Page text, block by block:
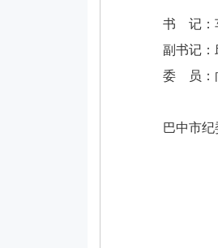
书 记：
副书记：
委 员：
巴中市